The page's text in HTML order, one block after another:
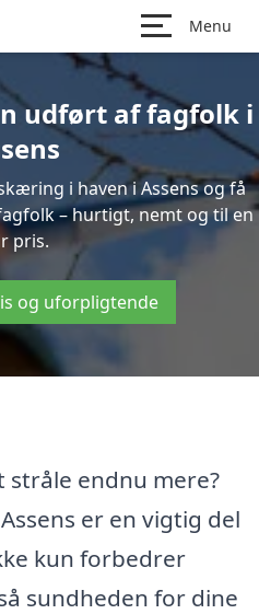
Menu
udført af fagfolk i
i haven i Assens og få
– hurtigt, nemt og til en
pris.
og uforpligtende
stråle endnu mere?
er en vigtig del
kun forbedrer
sundheden for dine